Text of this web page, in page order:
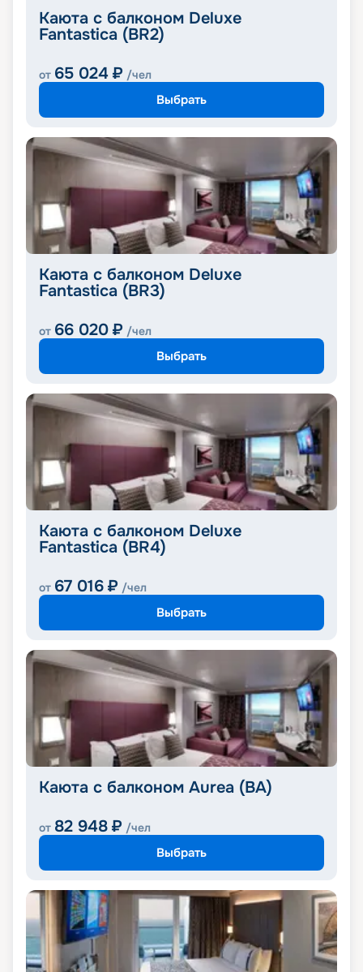
Каюта с балконом Deluxe
Fantastica (BR2)
от 65 024 ₽ /чел
Выбрать
Каюта с балконом Deluxe
Fantastica (BR3)
от 66 020 ₽ /чел
Выбрать
Каюта с балконом Deluxe
Fantastica (BR4)
от 67 016 ₽ /чел
Выбрать
Каюта с балконом Aurea (BA)
от 82 948 ₽ /чел
Выбрать